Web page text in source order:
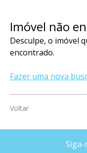
Imóvel não
Desculpe, o imóvel
encontrado.
Fazer uma nova
Voltar
Siga-